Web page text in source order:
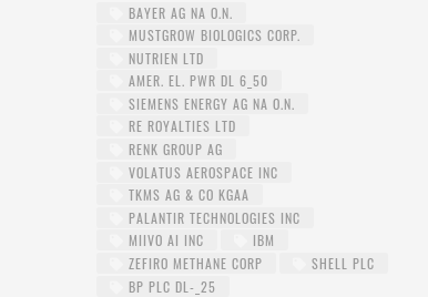
BAYER AG NA O.N.
MUSTGROW BIOLOGICS CORP.
NUTRIEN LTD
AMER. EL. PWR DL 6_50
SIEMENS ENERGY AG NA O.N.
RE ROYALTIES LTD
RENK GROUP AG
VOLATUS AEROSPACE INC
TKMS AG & CO KGAA
PALANTIR TECHNOLOGIES INC
MIIVO AI INC
IBM
ZEFIRO METHANE CORP
SHELL PLC
BP PLC DL-_25